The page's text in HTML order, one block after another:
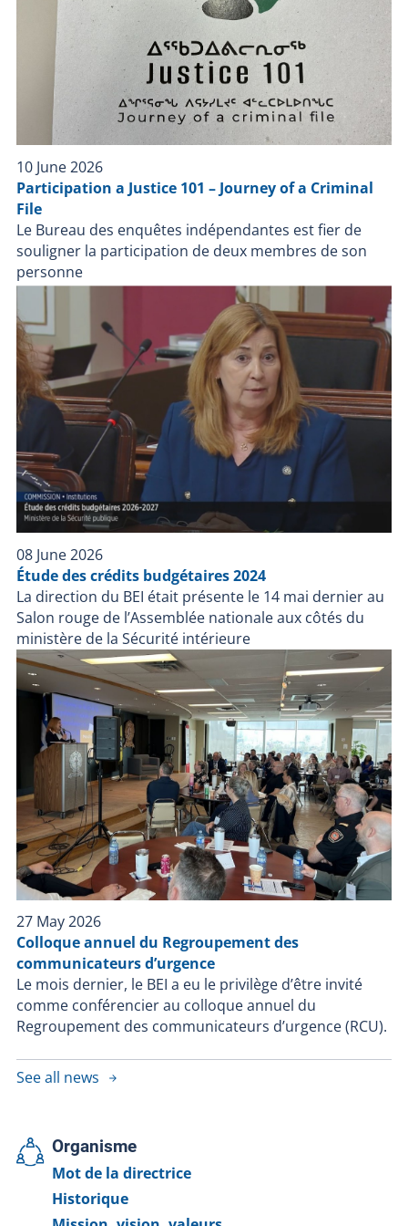
érigé un périmètre de sécurité. Les policiers sont
entrés en contact avec la personne. La personne à
l’intérieur du garage s’est auto-infligé des blessures
graves sans la présence des policiers. La personne a
été transportée en centre hospitalier pour le
traitement de ses blessures graves. Motifs de
décision À la suite des démarches d’enquêtes et des
validations obtenues, la directrice du BEI vient à la
conclusion que les actions et les décisions des
policiers n’ont pas contribué aux blessures de la
personne concernée. Elle met donc fin à l’enquête du
BEI. Ainsi, au terme de l’article 289.1.1 de la Loi sur la
police. La directrice du BEI considère que la confiance
du public envers les policiers n’est pas gravement
compromise par la présente décision. Suivant
l’adoption le 5 octobre 2023 de la Loi modifiant
diverses dispositions relatives à la Sécurité publique
et édictant la Loi visant à aider à retrouver des
personnes disparues, l’article 289.1.1 permet au
directrice du BEI, sauf si la confiance du public envers
les policiers pourrait être gravement compromise, de
mettre fin à une enquête si elle est convaincue que
l’intervention policière n’a pas contribué au décès ou à
la blessure grave.
10 June 2026
Participation a Justice 101 – Journey of a Criminal
File
Le Bureau des enquêtes indépendantes est fier de
souligner la participation de deux membres de son
personne
08 June 2026
Étude des crédits budgétaires 2024
La direction du BEI était présente le 14 mai dernier au
Salon rouge de l’Assemblée nationale aux côtés du
ministère de la Sécurité intérieure
27 May 2026
Colloque annuel du Regroupement des
communicateurs d’urgence
Le mois dernier, le BEI a eu le privilège d’être invité
comme conférencier au colloque annuel du
Regroupement des communicateurs d’urgence (RCU).
See all news
Organisme
Mot de la directrice
Historique